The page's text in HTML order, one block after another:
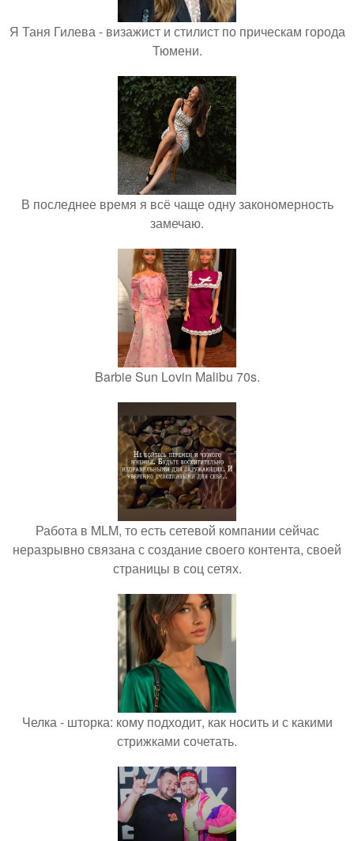
Я Таня Гилева - визажист и стилист по прическам города
Тюмени.
В последнее время я всё чаще одну закономерность
замечаю.
Barbie Sun Lovin Malibu 70s.
Работа в MLM, то есть сетевой компании сейчас
неразрывно связана с создание своего контента, своей
страницы в соц сетях.
Челка - шторка: кому подходит, как носить и с какими
стрижками сочетать.